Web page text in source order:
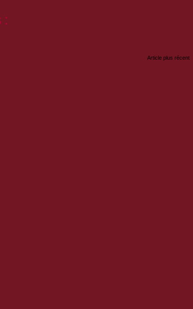
:
Article plus récent